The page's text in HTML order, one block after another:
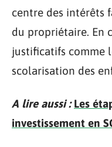
centre des intérêts
du propriétaire. En
justificatifs comme
scolarisation des
A lire aussi : Les
investissement en